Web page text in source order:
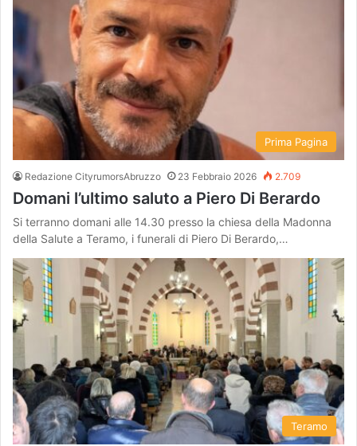
Prima Pagina
Redazione CityrumorsAbruzzo 23 Febbraio 2026 2.709
Domani l’ultimo saluto a Piero Di Berardo
Si terranno domani alle 14.30 presso la chiesa della Madonna
della Salute a Teramo, i funerali di Piero Di Berardo,…
Teramo